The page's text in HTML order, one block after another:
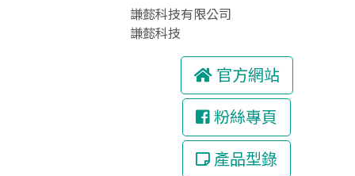
謙懿科技有限公司
謙懿科技
官方網站
粉絲專頁
產品型錄